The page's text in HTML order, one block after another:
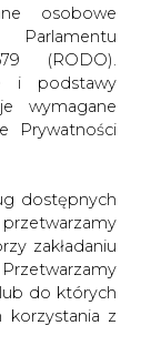
osobowe
(RODO).
i podstawy
wymagane
Prywatności
dostępnych
zakładaniu
do których
korzystania z
CIRE